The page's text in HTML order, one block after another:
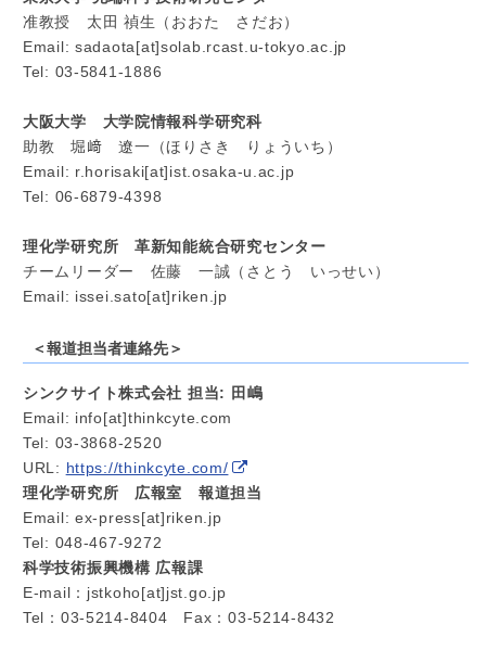
准教授 太田 禎生（おおた さだお）
Email: sadaota[at]solab.rcast.u-tokyo.ac.jp
Tel: 03-5841-1886
大阪大学 大学院情報科学研究科
助教 堀﨑 遼一（ほりさき りょういち）
Email: r.horisaki[at]ist.osaka-u.ac.jp
Tel: 06-6879-4398
理化学研究所 革新知能統合研究センター
チームリーダー 佐藤 一誠（さとう いっせい）
Email: issei.sato[at]riken.jp
＜報道担当者連絡先＞
シンクサイト株式会社 担当: 田嶋
Email: info[at]thinkcyte.com
Tel: 03-3868-2520
URL: https://thinkcyte.com/
理化学研究所 広報室 報道担当
Email: ex-press[at]riken.jp
Tel: 048-467-9272
科学技術振興機構 広報課
E-mail：jstkoho[at]jst.go.jp
Tel：03-5214-8404 Fax：03-5214-8432